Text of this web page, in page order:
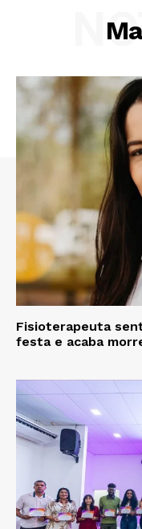
Fisioterapeuta
festa e acaba